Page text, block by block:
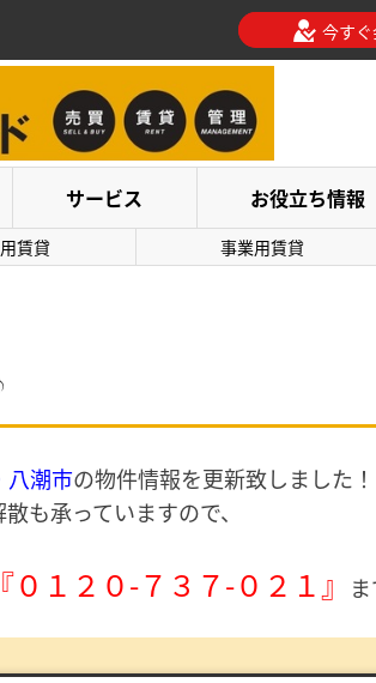
今す
サービス お役立ち情報
賃貸 事業用賃貸
八潮市の物件情報を更新致しました！
も承っていますので、
『０１２０-７３７-０２１』 ま